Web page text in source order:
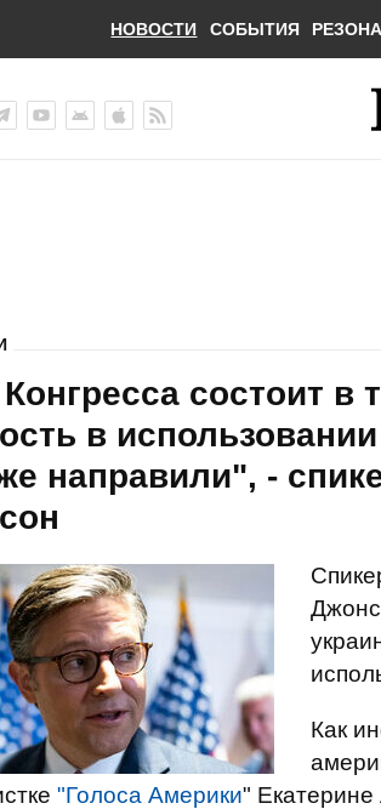
НОВОСТИ СОБЫТИЯ
состоит
в
направили", -
Как
"Голоса Америки" Екатерине